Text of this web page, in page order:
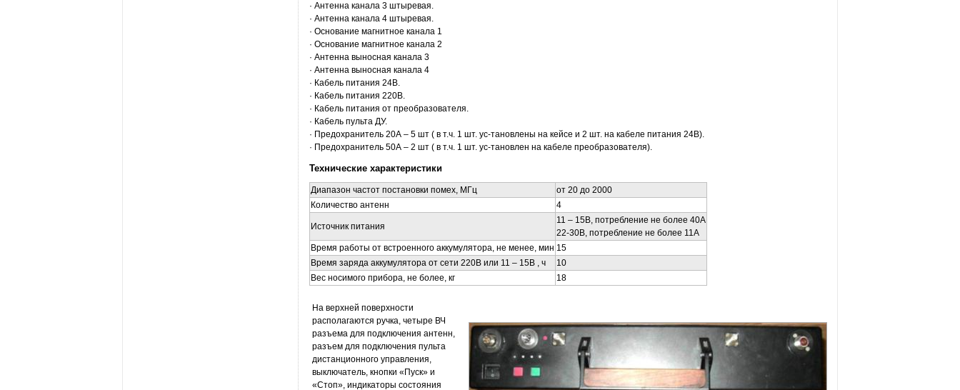
· Антенна канала 3 штыревая.
· Антенна канала 4 штыревая.
· Основание магнитное канала 1
· Основание магнитное канала 2
· Антенна выносная канала 3
· Антенна выносная канала 4
· Кабель питания 24В.
· Кабель питания 220В.
· Кабель питания от преобразователя.
· Кабель пульта ДУ.
· Предохранитель 20А – 5 шт ( в т.ч. 1 шт. ус-тановлены на кейсе и 2 шт. на кабеле питания 24В).
· Предохранитель 50А – 2 шт ( в т.ч. 1 шт. ус-тановлен на кабеле преобразователя).
Технические характеристики
Диапазон частот постановки помех, МГц
от 20 до 2000
Количество антенн
4
Источник питания
11 – 15В, потребление не более 40А
22-30В, потребление не более 11А
Время работы от встроенного аккумулятора, не менее, мин 15
Время заряда аккумулятора от сети 220В или 11 – 15В , ч
10
Вес носимого прибора, не более, кг
18
На верхней поверхности
располагаются ручка, четыре ВЧ
разъема для подключения антенн,
разъем для подключения пульта
дистанционного управления,
выключатель, кнопки «Пуск» и
«Стоп», индикаторы состояния